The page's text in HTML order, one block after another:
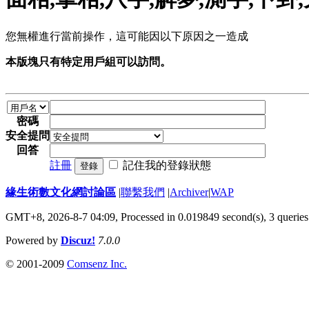
您無權進行當前操作，這可能因以下原因之一造成
本版塊只有特定用戶組可以訪問。
密碼
安全提問
回答
註冊
登錄 記住我的登錄狀態
緣生術數文化網討論區 |聯繫我們 |Archiver|WAP
GMT+8, 2026-8-7 04:09, Processed in 0.019849 second(s), 3 queries
Powered by Discuz! 7.0.0
© 2001-2009 Comsenz Inc.